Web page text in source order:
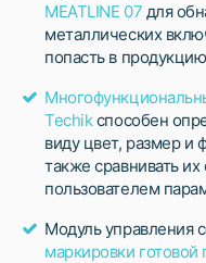
MEATLINE 07 для
металлических
попасть в
Techikспособен
виду цвет, размер и
также сравнивать
пользователем
Модуль управления
маркировки готовой